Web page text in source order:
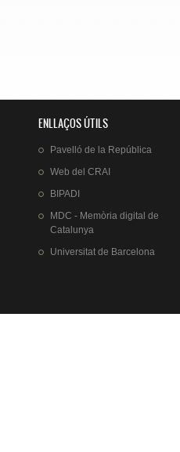
ENLLAÇOS ÚTILS
Pavelló de la República
Web del CRAI
BIPADI
MDC - Memòria digital de
Catalunya
Universitat de Barcelona